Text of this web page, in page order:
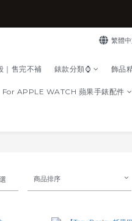
繁體
｜售完不補 錶款分類⌚ 飾品
For APPLE WATCH 蘋果手錶配件
商品排序